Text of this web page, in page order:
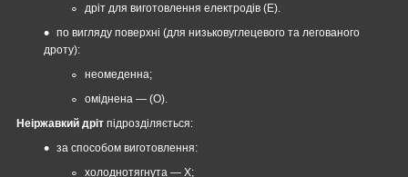
дріт для виготовлення електродів (Е).
по вигляду поверхні (для низьковуглецевого та легованого
дроту):
неомеденна;
оміднена — (О).
Неіржавкий дріт підрозділяється:
за способом виготовлення:
холоднотягнута — Х;